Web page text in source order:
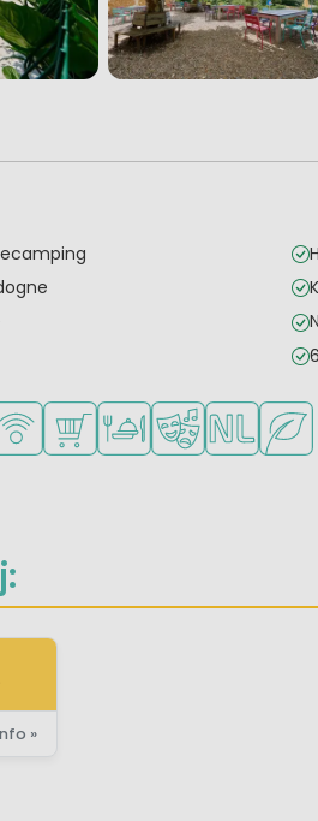
jonge kinderen
in de buurt
beschikbaar
Campingwinkel/Supermarkt
Restaurant of pizzeria
»